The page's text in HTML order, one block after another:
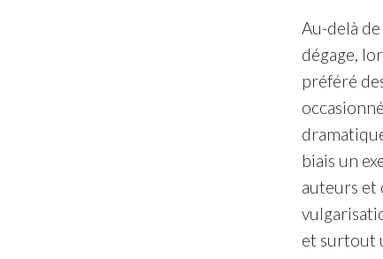
Au-delà
dégage,
préféré
biais un
auteurs et
et surtout